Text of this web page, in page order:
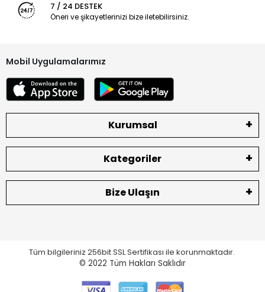
7 / 24 DESTEK
Öneri ve şikayetlerinizi bize iletebilirsiniz.
Mobil Uygulamalarımız
Kurumsal
Kategoriler
Bize Ulaşın
Tüm bilgileriniz 256bit SSL Sertifikası ile korunmaktadır.
© 2022 Tüm Hakları Saklıdır